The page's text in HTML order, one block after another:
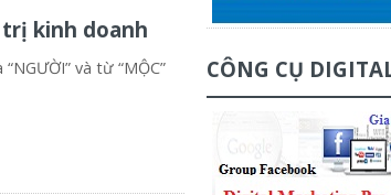
kinh doanh
và từ “MỘC”
CÔNG CỤ